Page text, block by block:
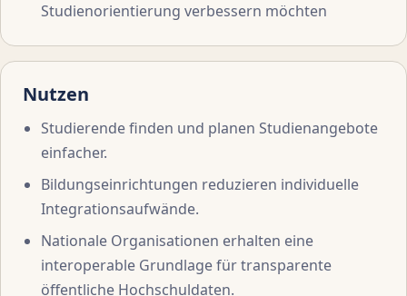
Studienorientierung verbessern möchten
Nutzen
Studierende finden und planen Studienangebote
einfacher.
Bildungseinrichtungen reduzieren individuelle
Integrationsaufwände.
Nationale Organisationen erhalten eine
interoperable Grundlage für transparente
öffentliche Hochschuldaten.